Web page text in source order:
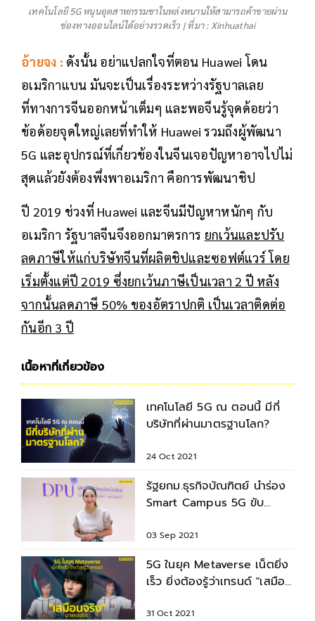
เทคโนโลยี 5G หนุนอุตสาหกรรมชาในหล่งหนานให้สามารถค้าขายผ่าน
ช่องทางออนไลน์ได้อย่างรวดเร็ว | ที่มา : Xinhuathai
อ้ายจง : ดังนั้น อย่าแปลกใจที่ตอน Huawei โดน
อเมริกาแบน มันจะเป็นเรื่องระหว่างรัฐบาลเลย
ที่ทางการจีนออกหน้าเต็มๆ และพอจีนรู้จุดด้อยว่า
ข้อด้อยจุดใหญ่เลยที่ทำให้ Huawei รวมถึงผู้พัฒนา
5G และอุปกรณ์ที่เกี่ยวข้องในจีนเจอปัญหาอาจไปไม่
สุดแล้วยังต้องพึ่งพาอเมริกา คือการพัฒนาชิป
ปี 2019 ช่วงที่ Huawei และจีนมีปัญหาหนักๆ กับ
อเมริกา รัฐบาลจีนจึงออกมาตรการ ยกเว้นและปรับ
ลดภาษีให้แก่บริษัทจีนที่ผลิตชิปและซอฟต์แวร์​ โดย
เริ่มตั้งแต่ปี 2019 ซึ่งยกเว้นภาษีเป็นเวลา 2 ปี หลัง
จากนั้นลดภาษี 50% ของอัตราปกติ เป็นเวลาติดต่อ
กันอีก 3 ปี
เนื้อหาที่เกี่ยวข้อง
เทคโนโลยี 5G ณ ตอนนี้ มีกี่
บริษัทที่ผ่านมาตรฐานโลก?
24 Oct 2021
รัฐยกม.ธุรกิจบัณฑิตย์ นำร่อง
Smart Campus 5G ขับ
03 Sep 2021
5G ในยุค Metaverse เน็ตยิ่ง
เร็ว ยิ่งต้องรู้ว่าเทรนด์ "เสมือน
31 Oct 2021